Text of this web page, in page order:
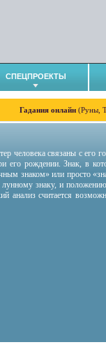
СПЕЦПРОЕКТЫ
Гадания онлайн (Руны,
человека связаны с
его рождении. Знак, в
знаком» или просто
знаку, и
анализ считается